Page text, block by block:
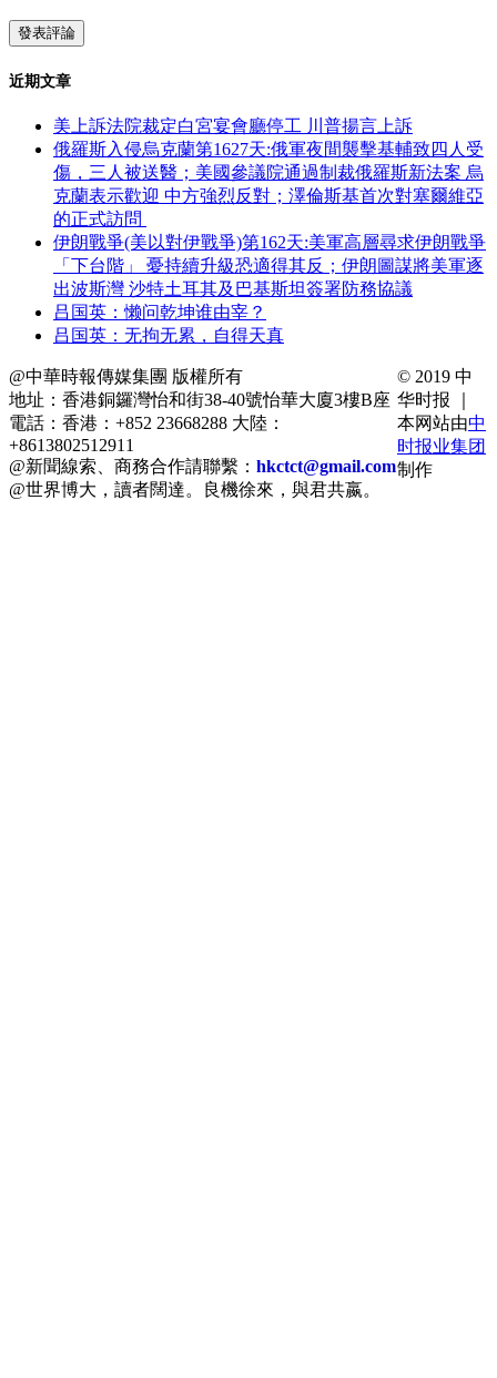
近期文章
美上訴法院裁定白宮宴會廳停工 川普揚言上訴
俄羅斯入侵烏克蘭第1627天:俄軍夜間襲擊基輔致四人受
傷，三人被送醫；美國參議院通過制裁俄羅斯新法案 烏
克蘭表示歡迎 中方強烈反對；澤倫斯基首次對塞爾維亞
的正式訪問
伊朗戰爭(美以對伊戰爭)第162天:美軍高層尋求伊朗戰爭
「下台階」 憂持續升級恐適得其反；伊朗圖謀將美軍逐
出波斯灣 沙特土耳其及巴基斯坦簽署防務協議
吕国英：懒问乾坤谁由宰？
吕国英：无拘无累，自得天真
@中華時報傳媒集團 版權所有
地址：香港銅鑼灣怡和街38-40號怡華大廈3樓B座
電話：香港：+852 23668288 大陸：
+8613802512911
@新聞線索、商務合作請聯繫： hkctct@gmail.com
@世界博大，讀者闊達。良機徐來，與君共嬴。
© 2019 中
华时报 ｜
本网站由中
时报业集团
制作